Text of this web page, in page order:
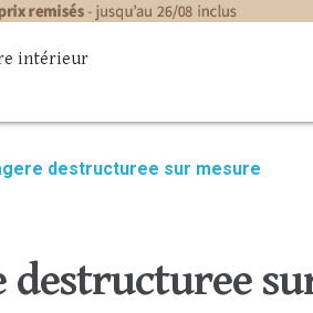
intérieur
destructuree sur mesure
destructuree